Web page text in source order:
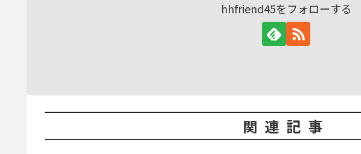
hhfriend45をフォローする
関連記事